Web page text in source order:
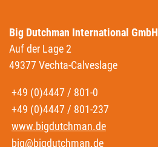
Big Dutchman International GmbH
Auf der Lage 2
49377 Vechta-Calveslage
+49 (0)4447 / 801-0
+49 (0)4447 / 801-237
www.bigdutchman.de
big@bigdutchman.de